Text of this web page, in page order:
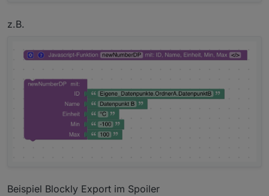
z.B.
Beispiel Blockly Export im Spoiler